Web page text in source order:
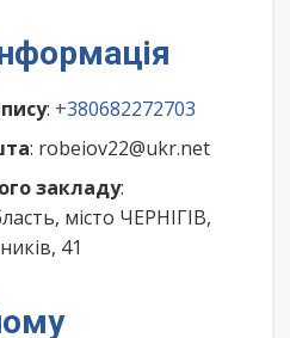
: +380682272703
: robeiov22@ukr.net
закладу:
місто ЧЕРНІГІВ,
41